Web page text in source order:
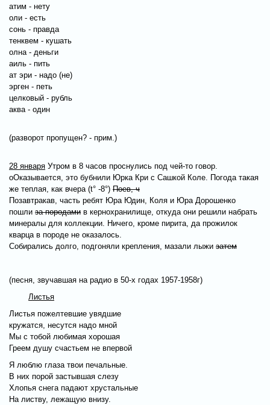
атим - нету
оли - есть
сонь - правда
тенквем - кушать
олна - деньги
аиль - пить
ат эри - надо (не)
эрген - петь
целковый - рубль
аква - один
(разворот пропущен? - прим.)
28 января Утром в 8 часов проснулись под чей-то говор.
оОказывается, это бубнили Юрка Кри с Сашкой Коле. Погода такая
же теплая, как вчера (t° -8°) Поев, ч
Позавтракав, часть ребят Юра Юдин, Коля и Юра Дорошенко
пошли за породами в кернохранилище, откуда они решили набрать
минералы для коллекции. Ничего, кроме пирита, да прожилок
кварца в породе не оказалось.
Собирались долго, подгоняли крепления, мазали лыжи затем
(песня, звучавшая на радио в 50-х годах 1957-1958г)
Листья
Листья пожелтевшие увядшие
кружатся, несутся надо мной
Мы с тобой любимая хорошая
Греем душу счастьем не впервой
Я люблю глаза твои печальные.
В них порой застывшая слезу
Хлопья снега падают хрустальные
На листву, лежащую внизу.